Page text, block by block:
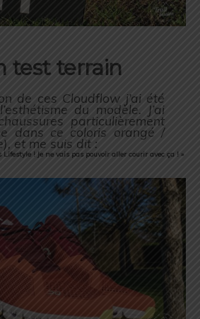
test terrain
de ces Cloudflow j’ai été
du modèle. J’ai
particulièrement
dans ce coloris orangé /
et me suis dit :
Lifestyle ! Je ne vais pas pouvoir aller courir avec ça ! »